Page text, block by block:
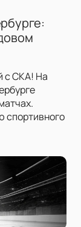
с СКА! На
спортивного